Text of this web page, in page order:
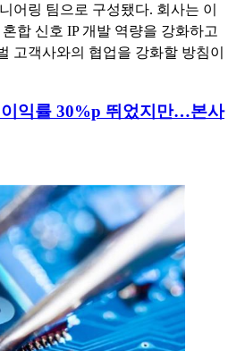
어링 팀으로 구성됐다. 회사는 이
합 신호 IP 개발 역량을 강화하고
고객사와의 협업을 강화할 방침이
익률 30%p 뛰었지만…본사